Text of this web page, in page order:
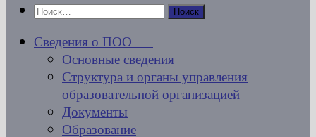
Найти:
Сведения о ПОО
Основные сведения
Структура и органы управления
образовательной организацией
Документы
Образование